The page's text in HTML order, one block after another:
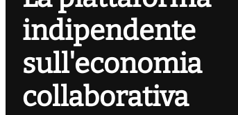
indipendente
sull'economia
collaborativa